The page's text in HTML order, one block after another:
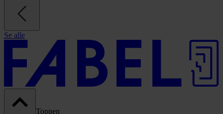
Se alle
Toppen